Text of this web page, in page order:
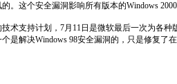
。这个安全漏洞影响所有版本的Windows
支持计划，7月11日是微软最后一次为各种
是解决Windows 98安全漏洞的，只是修复了